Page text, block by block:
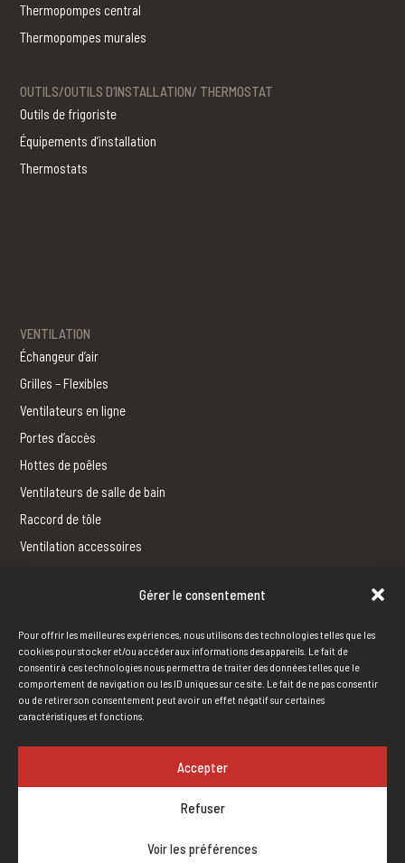
Gérer le consentement
Pour offrir les meilleures expériences, nous utilisons des technologies telles que les
cookies pour stocker et/ou accéder aux informations des appareils. Le fait de
consentir à ces technologies nous permettra de traiter des données telles que le
comportement de navigation ou les ID uniques sur ce site. Le fait de ne pas consentir
ou de retirer son consentement peut avoir un effet négatif sur certaines
caractéristiques et fonctions.
Accepter
Refuser
Voir les préférences
Thermopompes central
Thermopompes murales
OUTILS/OUTILS D’INSTALLATION/ THERMOSTAT
Outils de frigoriste
Équipements d’installation
Thermostats
VENTILATION
Échangeur d’air
Grilles – Flexibles
Ventilateurs en ligne
Portes d’accès
Hottes de poêles
Ventilateurs de salle de bain
Raccord de tôle
Ventilation accessoires
Outils
HUMIDIFICATION
Humidification à vapeur